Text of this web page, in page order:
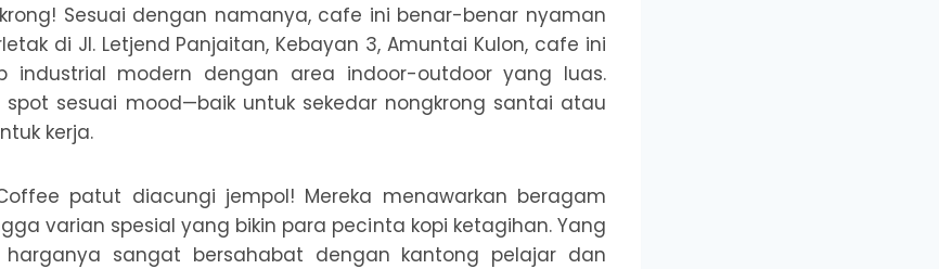
Sesuai dengan namanya, cafe ini benar-benar nyaman
di Jl. Letjend Panjaitan, Kebayan 3, Amuntai Kulon, cafe ini
industrial modern dengan area indoor-outdoor yang luas.
sesuai mood—baik untuk sekedar nongkrong santai atau
kerja.
patut diacungi jempol! Mereka menawarkan beragam
varian spesial yang bikin para pecinta kopi ketagihan. Yang
harganya sangat bersahabat dengan kantong pelajar dan